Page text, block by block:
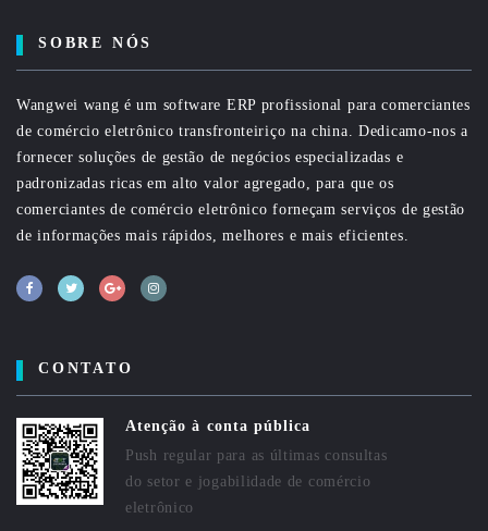
SOBRE NÓS
Wangwei wang é um software ERP profissional para comerciantes
de comércio eletrônico transfronteiriço na china. Dedicamo-nos a
fornecer soluções de gestão de negócios especializadas e
padronizadas ricas em alto valor agregado, para que os
comerciantes de comércio eletrônico forneçam serviços de gestão
de informações mais rápidos, melhores e mais eficientes.
CONTATO
Atenção à conta pública
Push regular para as últimas consultas
do setor e jogabilidade de comércio
eletrônico